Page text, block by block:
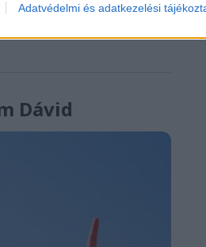
Adatvédelmi és adatkezelési
Bogár Gergő sérülés
Dávid